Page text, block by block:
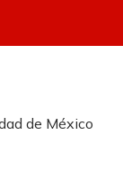
de México